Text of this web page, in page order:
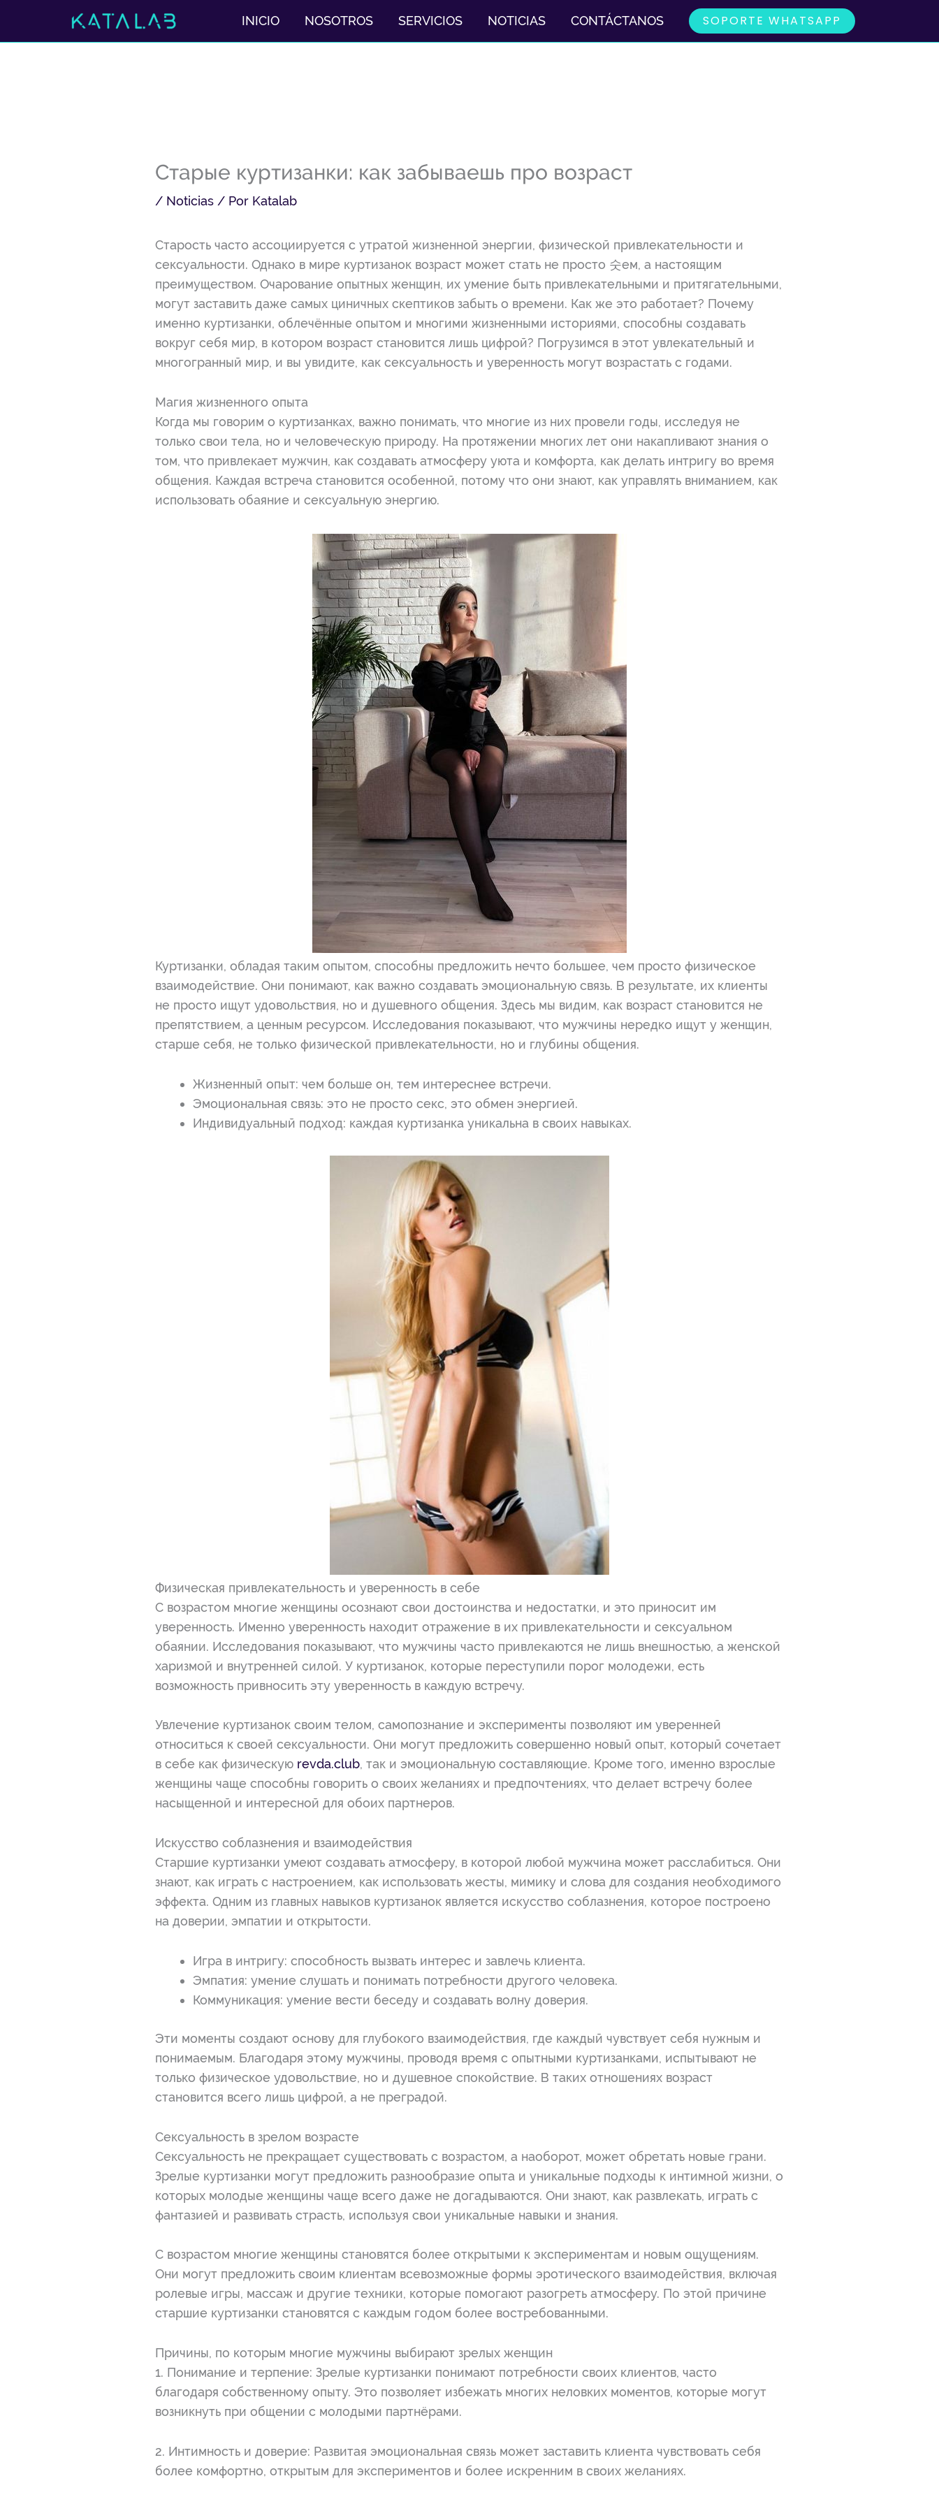
INICIO NOSOTROS SERVICIOS NOTICIAS CONTÁCTANOS SOPORTE WHATSAPP
Старые куртизанки: как забываешь про возраст
/ Noticias / Por Katalab
Старость часто ассоциируется с утратой жизненной энергии, физической привлекательности и
сексуальности. Однако в мире куртизанок возраст может стать не просто 숫ем, а настоящим
преимуществом. Очарование опытных женщин, их умение быть привлекательными и притягательными,
могут заставить даже самых циничных скептиков забыть о времени. Как же это работает? Почему
именно куртизанки, облечённые опытом и многими жизненными историями, способны создавать
вокруг себя мир, в котором возраст становится лишь цифрой? Погрузимся в этот увлекательный и
многогранный мир, и вы увидите, как сексуальность и уверенность могут возрастать с годами.
Магия жизненного опыта
Когда мы говорим о куртизанках, важно понимать, что многие из них провели годы, исследуя не
только свои тела, но и человеческую природу. На протяжении многих лет они накапливают знания о
том, что привлекает мужчин, как создавать атмосферу уюта и комфорта, как делать интригу во время
общения. Каждая встреча становится особенной, потому что они знают, как управлять вниманием, как
использовать обаяние и сексуальную энергию.
Куртизанки, обладая таким опытом, способны предложить нечто большее, чем просто физическое
взаимодействие. Они понимают, как важно создавать эмоциональную связь. В результате, их клиенты
не просто ищут удовольствия, но и душевного общения. Здесь мы видим, как возраст становится не
препятствием, а ценным ресурсом. Исследования показывают, что мужчины нередко ищут у женщин,
старше себя, не только физической привлекательности, но и глубины общения.
Жизненный опыт: чем больше он, тем интереснее встречи.
Эмоциональная связь: это не просто секс, это обмен энергией.
Индивидуальный подход: каждая куртизанка уникальна в своих навыках.
Физическая привлекательность и уверенность в себе
С возрастом многие женщины осознают свои достоинства и недостатки, и это приносит им
уверенность. Именно уверенность находит отражение в их привлекательности и сексуальном
обаянии. Исследования показывают, что мужчины часто привлекаются не лишь внешностью, а женской
харизмой и внутренней силой. У куртизанок, которые переступили порог молодежи, есть
возможность привносить эту уверенность в каждую встречу.
Увлечение куртизанок своим телом, самопознание и эксперименты позволяют им уверенней
относиться к своей сексуальности. Они могут предложить совершенно новый опыт, который сочетает
в себе как физическую revda.club, так и эмоциональную составляющие. Кроме того, именно взрослые
женщины чаще способны говорить о своих желаниях и предпочтениях, что делает встречу более
насыщенной и интересной для обоих партнеров.
Искусство соблазнения и взаимодействия
Старшие куртизанки умеют создавать атмосферу, в которой любой мужчина может расслабиться. Они
знают, как играть с настроением, как использовать жесты, мимику и слова для создания необходимого
эффекта. Одним из главных навыков куртизанок является искусство соблазнения, которое построено
на доверии, эмпатии и открытости.
Игра в интригу: способность вызвать интерес и завлечь клиента.
Эмпатия: умение слушать и понимать потребности другого человека.
Коммуникация: умение вести беседу и создавать волну доверия.
Эти моменты создают основу для глубокого взаимодействия, где каждый чувствует себя нужным и
понимаемым. Благодаря этому мужчины, проводя время с опытными куртизанками, испытывают не
только физическое удовольствие, но и душевное спокойствие. В таких отношениях возраст
становится всего лишь цифрой, а не преградой.
Сексуальность в зрелом возрасте
Сексуальность не прекращает существовать с возрастом, а наоборот, может обретать новые грани.
Зрелые куртизанки могут предложить разнообразие опыта и уникальные подходы к интимной жизни, о
которых молодые женщины чаще всего даже не догадываются. Они знают, как развлекать, играть с
фантазией и развивать страсть, используя свои уникальные навыки и знания.
С возрастом многие женщины становятся более открытыми к экспериментам и новым ощущениям.
Они могут предложить своим клиентам всевозможные формы эротического взаимодействия, включая
ролевые игры, массаж и другие техники, которые помогают разогреть атмосферу. По этой причине
старшие куртизанки становятся с каждым годом более востребованными.
Причины, по которым многие мужчины выбирают зрелых женщин
1. Понимание и терпение: Зрелые куртизанки понимают потребности своих клиентов, часто
благодаря собственному опыту. Это позволяет избежать многих неловких моментов, которые могут
возникнуть при общении с молодыми партнёрами.
2. Интимность и доверие: Развитая эмоциональная связь может заставить клиента чувствовать себя
более комфортно, открытым для экспериментов и более искренним в своих желаниях.